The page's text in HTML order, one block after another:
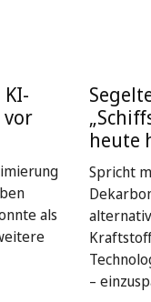
als
heute
Spricht
–